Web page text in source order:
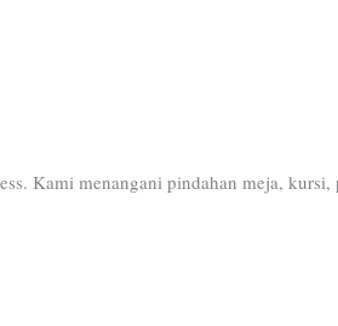
Kami menangani pindahan meja,